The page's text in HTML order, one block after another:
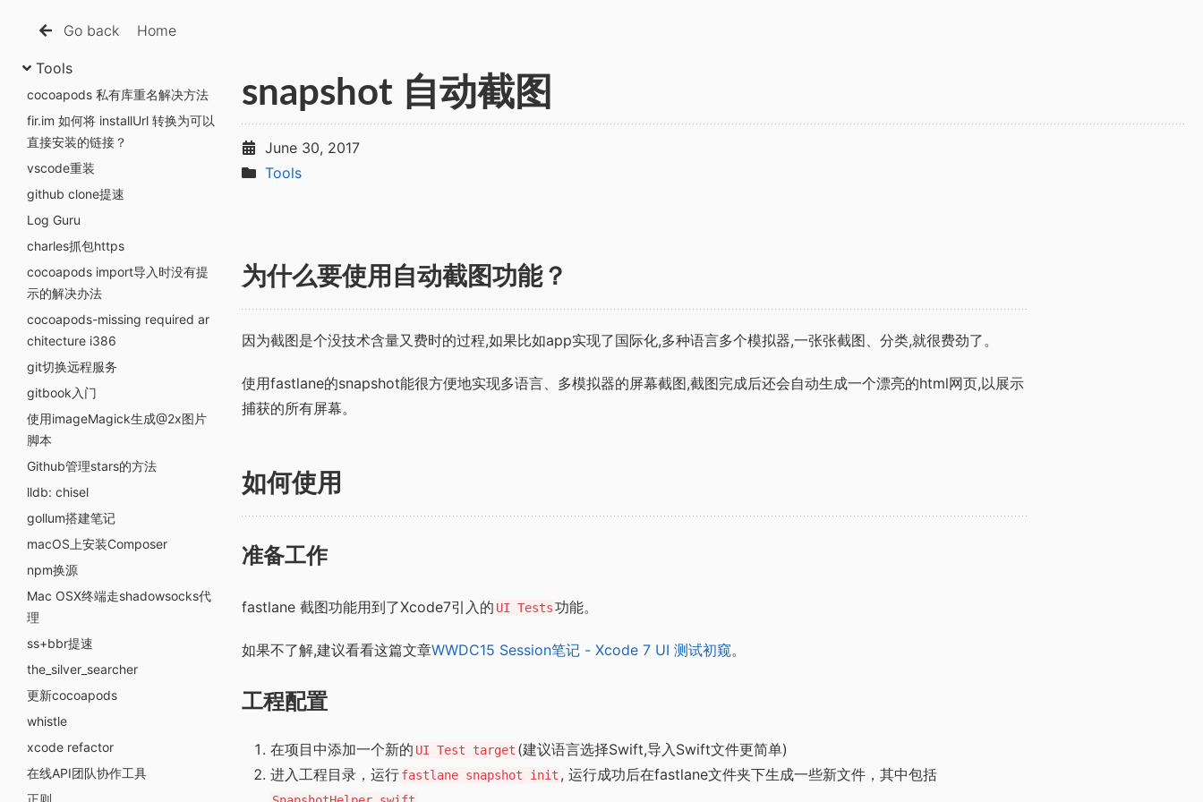
Go back Home
Tools
cocoapods 私有库重名解决方法
fir.im 如何将 installUrl 转换为可以
直接安装的链接？
vscode重装
github clone提速
Log Guru
charles抓包https
cocoapods import导入时没有提
示的解决办法
cocoapods-missing required ar
chitecture i386
git切换远程服务
gitbook入门
使用imageMagick生成@2x图片
脚本
Github管理stars的方法
lldb: chisel
gollum搭建笔记
macOS上安装Composer
npm换源
Mac OSX终端走shadowsocks代
理
ss+bbr提速
the_silver_searcher
更新cocoapods
whistle
xcode refactor
在线API团队协作工具
正则
snapshot 自动截图
June 30, 2017
Tools
为什么要使用自动截图功能？
因为截图是个没技术含量又费时的过程,如果比如app实现了国际化,多种语言多个模拟器,一张张截图、分类,就很费劲了。
使用fastlane的snapshot能很方便地实现多语言、多模拟器的屏幕截图,截图完成后还会自动生成一个漂亮的html网页,以展示
捕获的所有屏幕。
如何使用
准备工作
fastlane 截图功能用到了Xcode7引入的 UI Tests功能。
如果不了解,建议看看这篇文章WWDC15 Session笔记 - Xcode 7 UI 测试初窥。
工程配置
在项目中添加一个新的 UI Test target (建议语言选择Swift,导入Swift文件更简单)
进入工程目录，运行fastlane snapshot init , 运行成功后在fastlane文件夹下生成一些新文件，其中包括